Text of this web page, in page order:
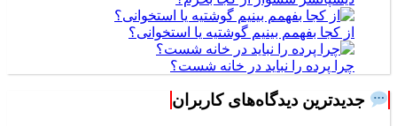
از کجا بفهمم بینیم گوشتیه یا استخوانی؟
چرا پرده را نباید در خانه شست؟
جدیدترین دیدگاه‌های کاربران